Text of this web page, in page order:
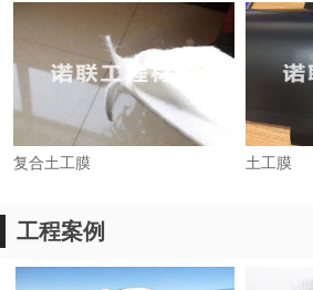
复合土工膜 土工膜
工程案例